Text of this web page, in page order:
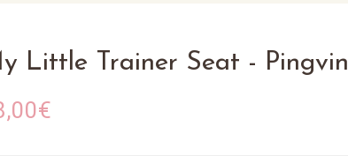
Little Trainer Seat - Pingvin